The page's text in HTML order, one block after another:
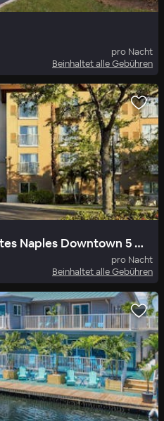
pro Nacht
Beinhaltet alle Gebühren
Holiday Inn Express & Suites Naples Downtown 5 Th Avenue
pro Nacht
Beinhaltet alle Gebühren